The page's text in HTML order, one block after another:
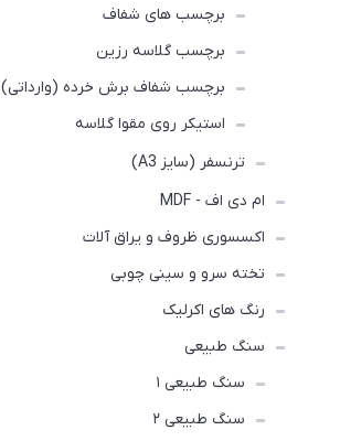
برچسب های شفاف
برچسب گلاسه رزین
برچسب شفاف برش خرده (وارداتی)
استیکر روی مقوا گلاسه
ترنسفر (سایز A3)
ام دی اف - MDF
اکسسوری ظروف و یراق آلات
تخته سرو و سینی چوبی
رنگ های اکرلیک
سنگ طبیعی
سنگ طبیعی ۱
سنگ طبیعی ۲